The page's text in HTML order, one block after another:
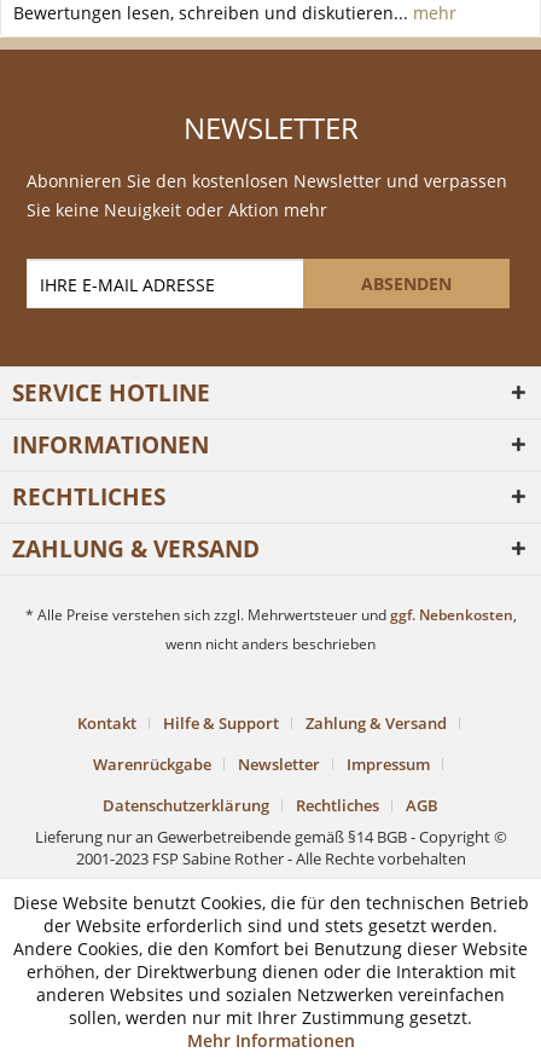
Bewertungen lesen, schreiben und diskutieren... mehr
NEWSLETTER
Abonnieren Sie den kostenlosen Newsletter und verpassen
Sie keine Neuigkeit oder Aktion mehr
ABSENDEN
SERVICE HOTLINE
INFORMATIONEN
RECHTLICHES
ZAHLUNG & VERSAND
* Alle Preise verstehen sich zzgl. Mehrwertsteuer undggf. Nebenkosten,
wenn nicht anders beschrieben
Kontakt Hilfe & Support
Zahlung & Versand
Warenrückgabe
Newsletter
Impressum
Datenschutzerklärung
Rechtliches
AGB
Lieferung nur an Gewerbetreibende gemäß §14 BGB - Copyright ©
2001-2023 FSP Sabine Rother - Alle Rechte vorbehalten
Diese Website benutzt Cookies, die für den technischen Betrieb
der Website erforderlich sind und stets gesetzt werden.
Andere Cookies, die den Komfort bei Benutzung dieser Website
erhöhen, der Direktwerbung dienen oder die Interaktion mit
anderen Websites und sozialen Netzwerken vereinfachen
sollen, werden nur mit Ihrer Zustimmung gesetzt.
Mehr Informationen